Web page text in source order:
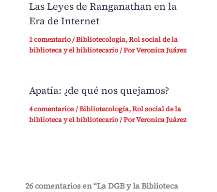
Las Leyes de Ranganathan en la
Era de Internet
1 comentario/Bibliotecología,Rol social de la
biblioteca y el bibliotecario/ PorVeronica Juárez
Apatía: ¿de qué nos quejamos?
4 comentarios/Bibliotecología,Rol social de la
biblioteca y el bibliotecario/ PorVeronica Juárez
26 comentarios en “La DGB y la Biblioteca